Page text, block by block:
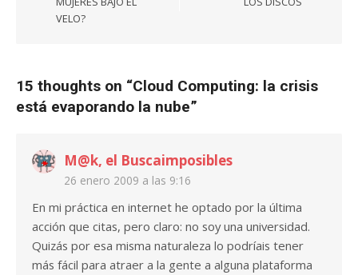
VELO?
15 thoughts on “Cloud Computing: la crisis
está evaporando la nube”
M@k, el Buscaimposibles
26 enero 2009 a las 9:16
En mi práctica en internet he optado por la última
acción que citas, pero claro: no soy una universidad.
Quizás por esa misma naturaleza lo podríais tener
más fácil para atraer a la gente a alguna plataforma